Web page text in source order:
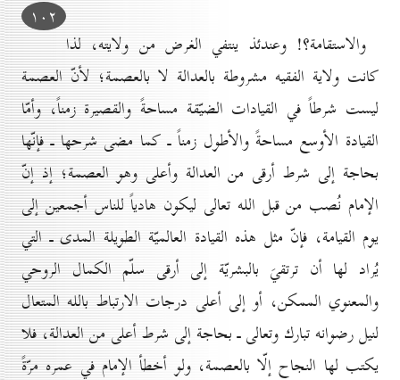
۱٠۲
والاستقامة؟! وعندئذ ينتفي الغرض من ولايته، لذا
كانت ولاية الفقيه مشروطة بالعدالة لا بالعصمة؛ لأنّ العصمة
ليست شرطاً في القيادات الضيّقة مساحةً والقصيرة زمناً، وأمّا
القيادة الأوسع مساحةً والأطول زمناً ـ كما مضى شرحها ـ فإنّها
بحاجة إلى شرط أرقى من العدالة وأعلى وهو العصمة؛ إذ إنّ
الإمام نُصب من قبل الله تعالى ليكون هادياً للناس أجمعين إلى
يوم القيامة، فإنّ مثل هذه القيادة العالميّة الطويلة المدى ـ التي
يُراد لها أن ترتقيَ بالبشريّة إلى أرقى سلّم الكمال الروحي
والمعنوي الممكن، أو إلى أعلى درجات الارتباط بالله المتعال
لنيل رضوانه تبارك وتعالى ـ بحاجة إلى شرط أعلى من العدالة، فلا
يكتب لها النجاح إلّا بالعصمة، ولو أخطأ الإمام في عمره مرّةً